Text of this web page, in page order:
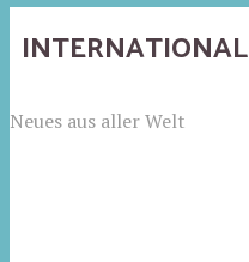
INTERNATIONAL
Neues aus aller Welt